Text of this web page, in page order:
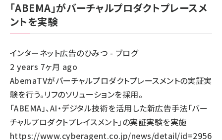
「ABEMA」がバーチャルプロダクトプレースメ
ントを実験
インターネット広告のひみつ - ブログ
2 years 7ヶ月 ago
AbemaTVがバーチャルプロダクトプレースメントの実証実
験を行う。リフのソリューションを採用。
「ABEMA」、AI・デジタル技術を活用した新広告手法「バー
チャルプロダクトプレイスメント」の実証実験を実施
https://www.cyberagent.co.jp/news/detail/id=2956